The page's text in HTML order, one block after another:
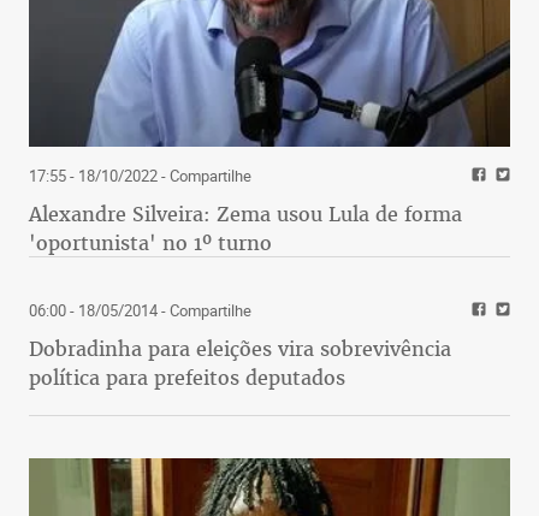
17:55 - 18/10/2022- Compartilhe
Alexandre Silveira: Zema usou Lula de forma
'oportunista' no 1º turno
06:00 - 18/05/2014- Compartilhe
Dobradinha para eleições vira sobrevivência
política para prefeitos deputados